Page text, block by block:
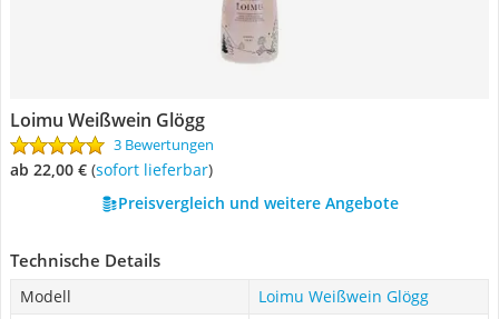
Loimu Weißwein Glögg
3 Bewertungen
ab 22,00 € ( Sofort lieferbar)
Preisvergleich und weitere Angebote
Technische Details
Modell
Loimu Weißwein Glögg